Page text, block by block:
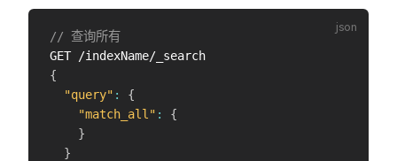
// 查询所有
{
"query" :
{
"match_all" :
{
}
}